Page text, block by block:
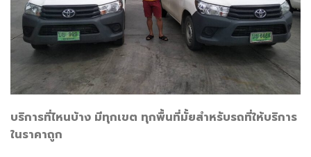
บริการที่ไหนบ้าง มีทุกเขต ทุกพื้นที่มั้ยสำหรับรถที่ให้บริการ
ในราคาถูก